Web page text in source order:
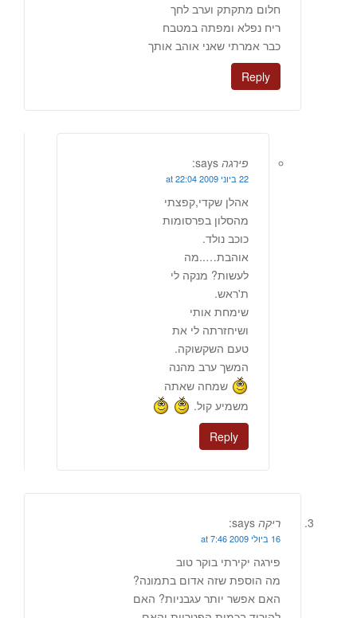
חלום מתקתק וערב לחך
ריח נפלא ומפתה במטבח
כבר אמרתי שאני אוהב אותך
Reply
פירגה says:
22 ביוני 2009 at 22:04
אהלן שקדי,קפצתי
מהסלון בפרסומות
כוכב נולד.
אוהבת…..מה
לעשות? מנקה לי
ת'ראש.
שימחת אותי
ושיחזרתה לי את
טעם השקשוקה.
המשך ערב מהנה
שמחה שאתה
משמיע קול.
Reply
ריקה says:
16 ביולי 2009 at 7:46
פירגה יקירתי בוקר טוב
מה הוספת שזה אדום בתמונה?
האם אפשר יותר עגבניות? האם